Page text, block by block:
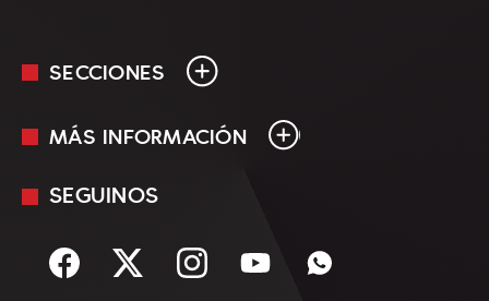
SECCIONES
En Vivo
Sociedad
MÁS INFORMACIÓN
Mediakit
Términos y condiciones
SEGUINOS